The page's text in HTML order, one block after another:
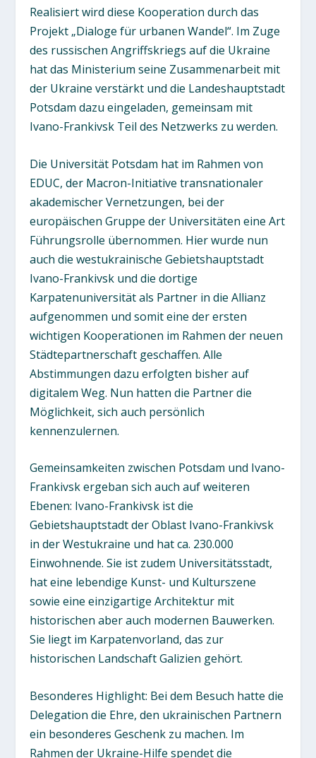
Realisiert wird diese Kooperation durch das
Projekt „Dialoge für urbanen Wandel“. Im Zuge
des russischen Angriffskriegs auf die Ukraine
hat das Ministerium seine Zusammenarbeit mit
der Ukraine verstärkt und die Landeshauptstadt
Potsdam dazu eingeladen, gemeinsam mit
Ivano-Frankivsk Teil des Netzwerks zu werden.
Die Universität Potsdam hat im Rahmen von
EDUC, der Macron-Initiative transnationaler
akademischer Vernetzungen, bei der
europäischen Gruppe der Universitäten eine Art
Führungsrolle übernommen. Hier wurde nun
auch die westukrainische Gebietshauptstadt
Ivano-Frankivsk und die dortige
Karpatenuniversität als Partner in die Allianz
aufgenommen und somit eine der ersten
wichtigen Kooperationen im Rahmen der neuen
Städtepartnerschaft geschaffen. Alle
Abstimmungen dazu erfolgten bisher auf
digitalem Weg. Nun hatten die Partner die
Möglichkeit, sich auch persönlich
kennenzulernen.
Gemeinsamkeiten zwischen Potsdam und Ivano-
Frankivsk ergeban sich auch auf weiteren
Ebenen: Ivano-Frankivsk ist die
Gebietshauptstadt der Oblast Ivano-Frankivsk
in der Westukraine und hat ca. 230.000
Einwohnende. Sie ist zudem Universitätsstadt,
hat eine lebendige Kunst- und Kulturszene
sowie eine einzigartige Architektur mit
historischen aber auch modernen Bauwerken.
Sie liegt im Karpatenvorland, das zur
historischen Landschaft Galizien gehört.
Besonderes Highlight: Bei dem Besuch hatte die
Delegation die Ehre, den ukrainischen Partnern
ein besonderes Geschenk zu machen. Im
Rahmen der Ukraine-Hilfe spendet die